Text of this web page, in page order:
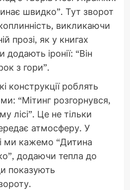
швидко”. Тут зворот
викликаючи
прозі, як у книгах
іронії: “Він
з гори”.
конструкції роблять
“Мітинг розгорнувся,
лісі”. Це не тільки
атмосферу. У
ми кажемо “Дитина
додаючи тепла до
показують